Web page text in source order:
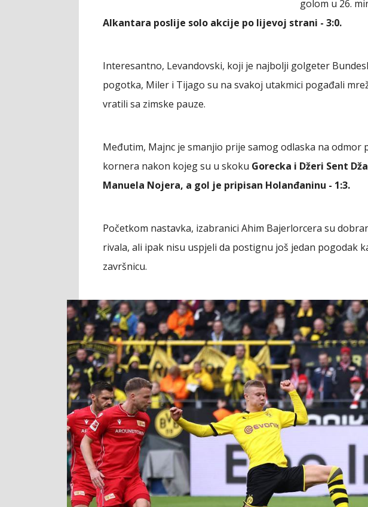
golom u 26.
Alkantara poslije solo akcije po lijevoj strani - 3:0.
Interesantno, Levandovski, koji je najbolji golgeter
pogotka, Miler i Tijago su na svakoj utakmici pogađali
vratili sa zimske pauze.
Međutim, Majnc je smanjio prije samog odlaska na odmor
kornera nakon kojeg su u skoku Gorecka i Džeri Sent
Manuela Nojera, a gol je pripisan Holanđaninu - 1:3.
Početkom nastavka, izabranici Ahim Bajerlorcera su
rivala, ali ipak nisu uspjeli da postignu još jedan pogodak
završnicu.